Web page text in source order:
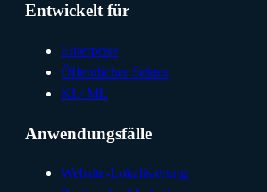
Entwickelt für
Enterprise
Öffentlicher Sektor
KI / ML
Anwendungsfälle
Website-Lokalisierung